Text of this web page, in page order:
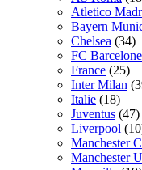
Atletico
Bayern
Chelsea (34)
FC Barcelone
France (25)
Inter Milan
Italie (18)
Juventus (47)
Liverpool
Manchester
Manchester